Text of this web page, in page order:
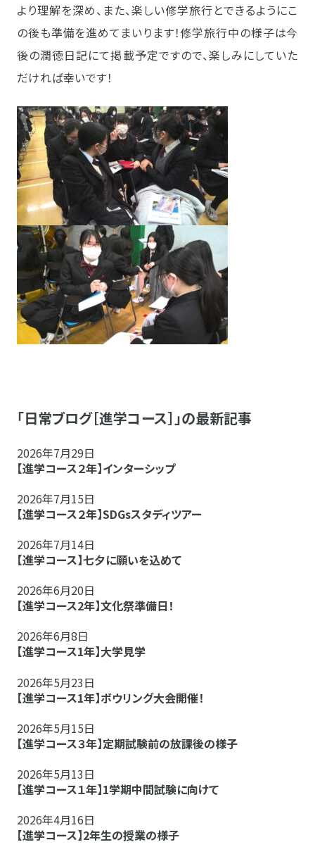
より理解を深め、また、楽しい修学旅行とできるようにこ
の後も準備を進めてまいります！修学旅行中の様子は今
後の潤徳日記にて掲載予定ですので、楽しみにしていた
だければ幸いです！
「日常ブログ［進学コース］」の最新記事
2026年7月29日
【進学コース２年】インターシップ
2026年7月15日
【進学コース２年】SDGsスタディツアー
2026年7月14日
【進学コース】七夕に願いを込めて
2026年6月20日
【進学コース2年】文化祭準備日！
2026年6月8日
【進学コース1年】大学見学
2026年5月23日
【進学コース1年】ボウリング大会開催！
2026年5月15日
【進学コース３年】定期試験前の放課後の様子
2026年5月13日
【進学コース１年】1学期中間試験に向けて
2026年4月16日
【進学コース】2年生の授業の様子